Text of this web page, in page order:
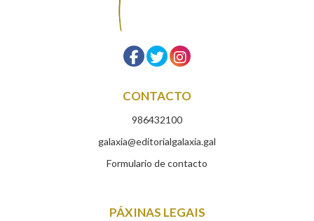
CONTACTO
986432100
galaxia@editorialgalaxia.gal
Formulario de contacto
PÁXINAS LEGAIS